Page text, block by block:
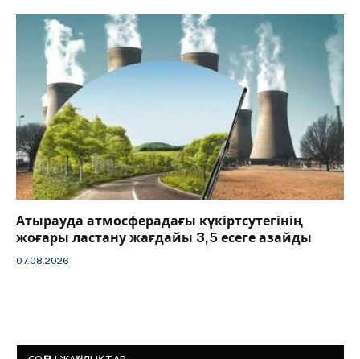
Атырауда атмосферадағы күкіртсутегінің
жоғары ластану жағдайы 3,5 есеге азайды
07.08.2026